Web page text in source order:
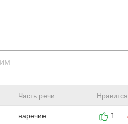
Часть речи Нравится
наречие 1